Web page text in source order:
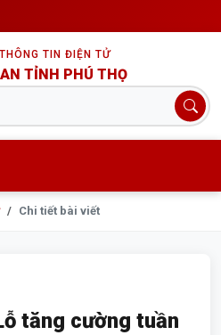
TIN ĐIỆN TỬ
TỈNH PHÚ THỌ
Chi tiết bài viết
tăng cường tuần